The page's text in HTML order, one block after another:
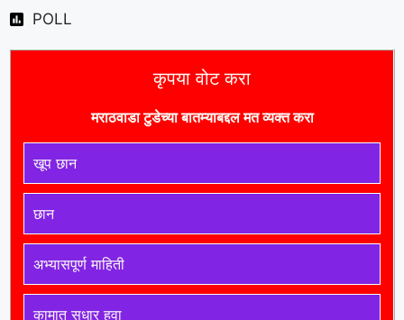
POLL
कृपया वोट करा
मराठवाडा टुडेच्या बातम्याबद्दल मत व्यक्त करा
खूप छान
छान
अभ्यासपूर्ण माहिती
कामात सुधार हवा